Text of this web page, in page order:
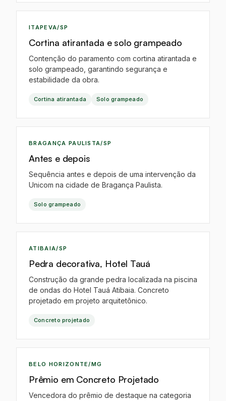
ITAPEVA/SP
Cortina atirantada e solo grampeado
Contenção do paramento com cortina atirantada e
solo grampeado, garantindo segurança e
estabilidade da obra.
Cortina atirantada Solo grampeado
BRAGANÇA PAULISTA/SP
Antes e depois
Sequência antes e depois de uma intervenção da
Unicom na cidade de Bragança Paulista.
Solo grampeado
ATIBAIA/SP
Pedra decorativa, Hotel Tauá
Construção da grande pedra localizada na piscina
de ondas do Hotel Tauá Atibaia. Concreto
projetado em projeto arquitetônico.
Concreto projetado
BELO HORIZONTE/MG
Prêmio em Concreto Projetado
Vencedora do prêmio de destaque na categoria